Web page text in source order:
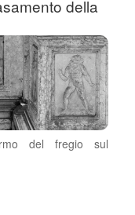
della
del fregio sul